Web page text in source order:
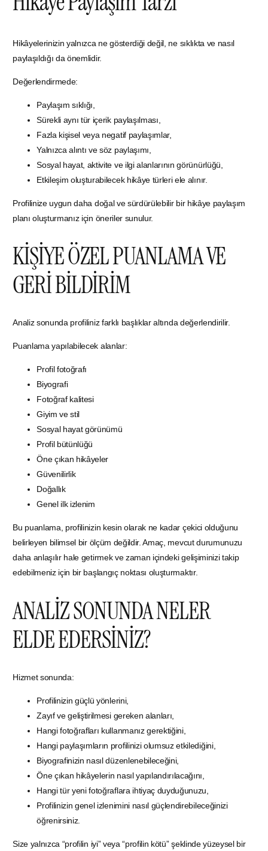
Hikâyelerinizin yalnızca ne gösterdiği değil, ne sıklıkta ve nasıl
paylaşıldığı da önemlidir.
Değerlendirmede:
Paylaşım sıklığı,
Sürekli aynı tür içerik paylaşılması,
Fazla kişisel veya negatif paylaşımlar,
Yalnızca alıntı ve söz paylaşımı,
Sosyal hayat, aktivite ve ilgi alanlarının görünürlüğü,
Etkileşim oluşturabilecek hikâye türleri ele alınır.
Profilinize uygun daha doğal ve sürdürülebilir bir hikâye paylaşım
planı oluşturmanız için öneriler sunulur.
KİŞİYE ÖZEL PUANLAMA VE
GERİ BİLDİRİM
Analiz sonunda profiliniz farklı başlıklar altında değerlendirilir.
Puanlama yapılabilecek alanlar:
Profil fotoğrafı
Biyografi
Fotoğraf kalitesi
Giyim ve stil
Sosyal hayat görünümü
Profil bütünlüğü
Öne çıkan hikâyeler
Güvenilirlik
Doğallık
Genel ilk izlenim
Bu puanlama, profilinizin kesin olarak ne kadar çekici olduğunu
belirleyen bilimsel bir ölçüm değildir. Amaç, mevcut durumunuzu
daha anlaşılır hale getirmek ve zaman içindeki gelişiminizi takip
edebilmeniz için bir başlangıç noktası oluşturmaktır.
ANALİZ SONUNDA NELER
ELDE EDERSİNİZ?
Hizmet sonunda:
Profilinizin güçlü yönlerini,
Zayıf ve geliştirilmesi gereken alanları,
Hangi fotoğrafları kullanmanız gerektiğini,
Hangi paylaşımların profilinizi olumsuz etkilediğini,
Biyografinizin nasıl düzenlenebileceğini,
Öne çıkan hikâyelerin nasıl yapılandırılacağını,
Hangi tür yeni fotoğraflara ihtiyaç duyduğunuzu,
Profilinizin genel izlenimini nasıl güçlendirebileceğinizi
öğrenirsiniz.
Size yalnızca “profilin iyi” veya “profilin kötü” şeklinde yüzeysel bir